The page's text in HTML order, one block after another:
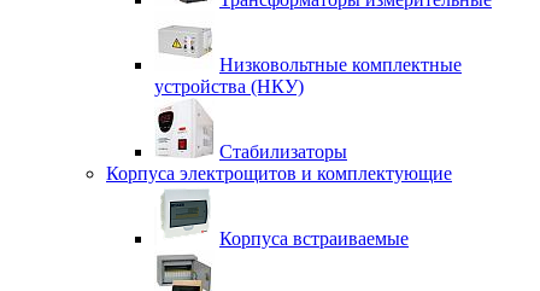
Низковольтные комплектные
устройства (НКУ)
Стабилизаторы
Корпуса электрощитов и комплектующие
Корпуса встраиваемые